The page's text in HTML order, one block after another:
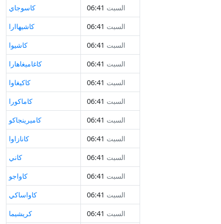
كاسوجاي
السبت 06:41
كاشيهاارا
السبت 06:41
كاشيوا
السبت 06:41
كاغاميغاهارا
السبت 06:41
كاكيغاوا
السبت 06:41
كاماكورا
السبت 06:41
كاميرينجاكو
السبت 06:41
كانازاوا
السبت 06:41
كاني
السبت 06:41
كاواجو
السبت 06:41
كاواساكي
السبت 06:41
كريشيما
السبت 06:41